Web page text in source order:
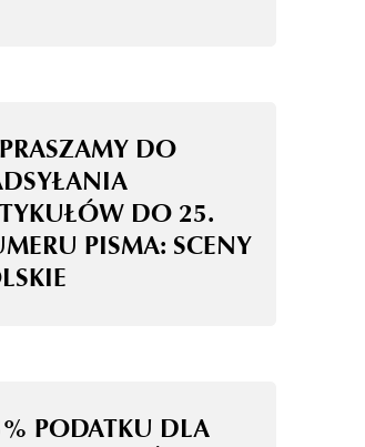
DO
DO 25.
PISMA: SCENY
PODATKU DLA